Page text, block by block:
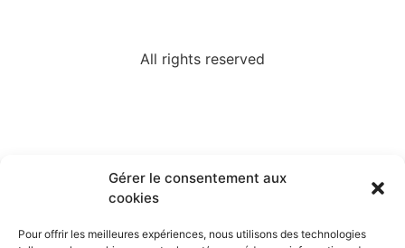
Gérer le consentement aux
cookies
Pour offrir les meilleures expériences, nous utilisons des technologies
All rights reserved